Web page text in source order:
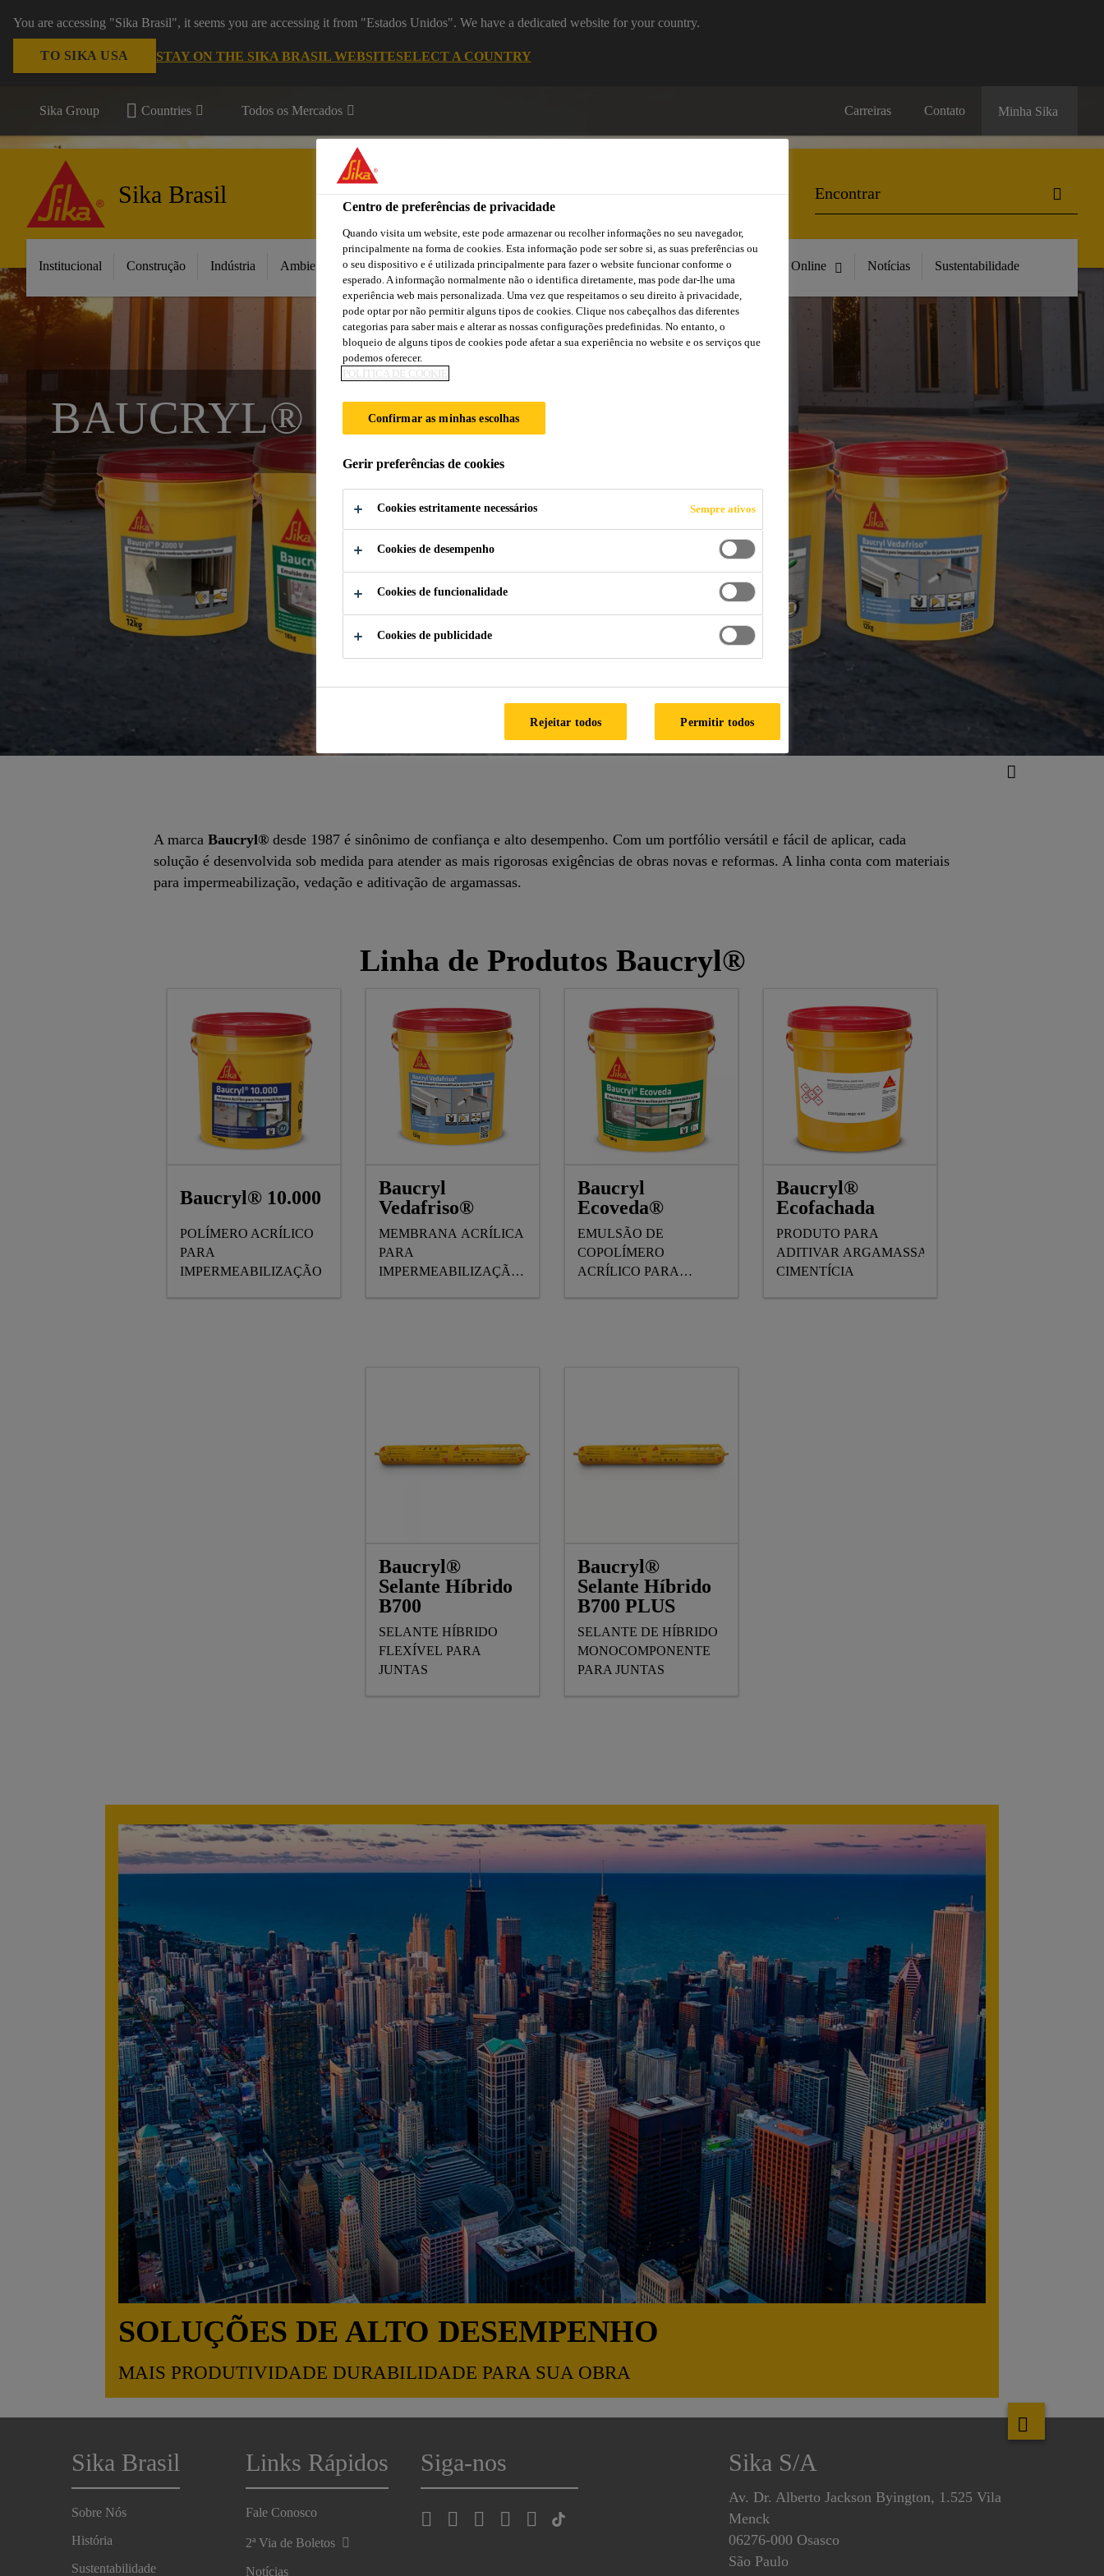
You are accessing "Sika Brasil", it seems you are accessing it from "Estados Unidos". We have a dedicated website for your country.
TO SIKA USA STAY ON THE SIKA BRASIL WEBSITESELECT A COUNTRY
Sika Group Countries Todos os Mercados Carreiras Contato Minha Sika
Sika Brasil
Institucional Construção Indústria Ambientes da Casa Automotive Centro de Downloads Cursos Online Compre Online Notícias Sustentabilidade
BAUCRYL®
A marca Baucryl® desde 1987 é sinônimo de confiança e alto desempenho. Com um portfólio versátil e fácil de aplicar, cada
solução é desenvolvida sob medida para atender as mais rigorosas exigências de obras novas e reformas. A linha conta com materiais
para impermeabilização, vedação e aditivação de argamassas.
Linha de Produtos Baucryl®
Baucryl® 10.000
POLÍMERO ACRÍLICO
PARA
IMPERMEABILIZAÇÃO
Baucryl
Vedafriso®
MEMBRANA ACRÍLICA
PARA
IMPERMEABILIZAÇÃO
Baucryl
Ecoveda®
EMULSÃO DE
COPOLÍMERO
ACRÍLICO PARA
Baucryl®
Ecofachada
PRODUTO PARA
ADITIVAR ARGAMASSA
CIMENTÍCIA
Baucryl®
Selante Híbrido
B700
SELANTE HÍBRIDO
FLEXÍVEL PARA
JUNTAS
Baucryl®
Selante Híbrido
B700 PLUS
SELANTE DE HÍBRIDO
MONOCOMPONENTE
PARA JUNTAS
SOLUÇÕES DE ALTO DESEMPENHO
MAIS PRODUTIVIDADE DURABILIDADE PARA SUA OBRA
Sika Brasil
Sobre Nós
História
Sustentabilidade
Links Rápidos
Fale Conosco
2ª Via de Boletos
Notícias
Siga-nos Sika S/A
Av. Dr. Alberto Jackson Byington, 1.525 Vila
Menck
06276-000 Osasco
São Paulo
Centro de preferências de privacidade
Quando visita um website, este pode armazenar ou recolher informações no seu navegador,
principalmente na forma de cookies. Esta informação pode ser sobre si, as suas preferências ou
o seu dispositivo e é utilizada principalmente para fazer o website funcionar conforme o
esperado. A informação normalmente não o identifica diretamente, mas pode dar-lhe uma
experiência web mais personalizada. Uma vez que respeitamos o seu direito à privacidade,
pode optar por não permitir alguns tipos de cookies. Clique nos cabeçalhos das diferentes
categorias para saber mais e alterar as nossas configurações predefinidas. No entanto, o
bloqueio de alguns tipos de cookies pode afetar a sua experiência no website e os serviços que
podemos oferecer.
POLÍTICA DE COOKIE
Confirmar as minhas escolhas
Gerir preferências de cookies
Cookies estritamente necessários Sempre ativos
Cookies de desempenho
Cookies de funcionalidade
Cookies de publicidade
Rejeitar todos Permitir todos